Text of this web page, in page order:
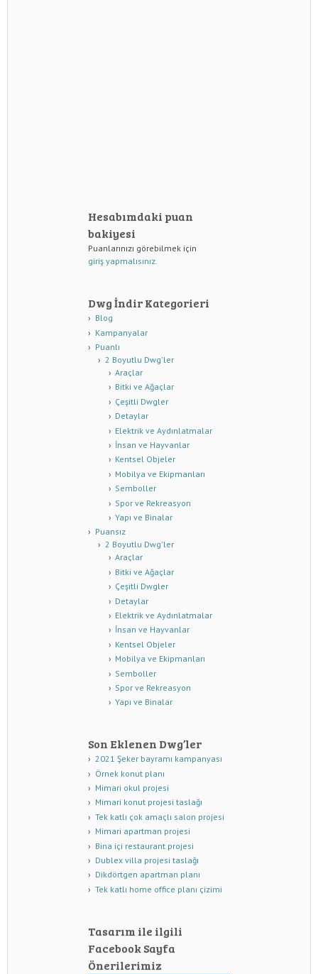
Hesabımdaki puan
bakiyesi
Puanlarınızı görebilmek için
giriş yapmalısınız.
Dwg İndir Kategorieri
Blog
Kampanyalar
Puanlı
2 Boyutlu Dwg'ler
Araçlar
Bitki ve Ağaçlar
Çeşitli Dwgler
Detaylar
Elektrik ve Aydınlatmalar
İnsan ve Hayvanlar
Kentsel Objeler
Mobilya ve Ekipmanları
Semboller
Spor ve Rekreasyon
Yapı ve Binalar
Puansız
2 Boyutlu Dwg'ler
Araçlar
Bitki ve Ağaçlar
Çeşitli Dwgler
Detaylar
Elektrik ve Aydınlatmalar
İnsan ve Hayvanlar
Kentsel Objeler
Mobilya ve Ekipmanları
Semboller
Spor ve Rekreasyon
Yapı ve Binalar
Son Eklenen Dwg’ler
2021 Şeker bayramı kampanyası
Örnek konut planı
Mimari okul projesi
Mimari konut projesi taslağı
Tek katlı çok amaçlı salon projesi
Mimari apartman projesi
Bina içi restaurant projesi
Dublex villa projesi taslağı
Dikdörtgen apartman planı
Tek katlı home office planı çizimi
Tasarım ile ilgili
Facebook Sayfa
Önerilerimiz